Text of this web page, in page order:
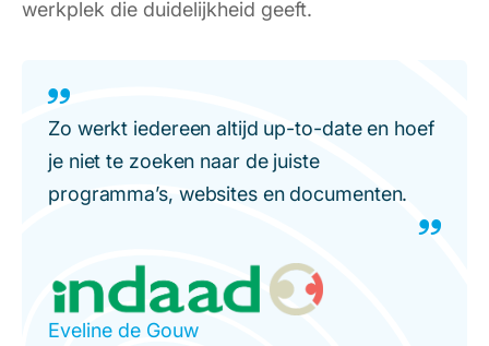
werkplek die duidelijkheid geeft.
Eveline de Gouw
Zo werkt iedereen altijd up-to-date en hoef
je niet te zoeken naar de juiste
programma’s, websites en documenten.